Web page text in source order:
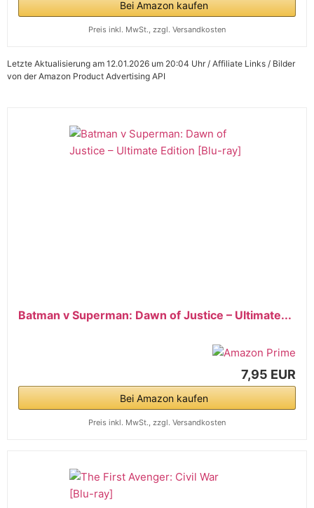
Bei Amazon kaufen
Preis inkl. MwSt., zzgl. Versandkosten
Letzte Aktualisierung am 12.01.2026 um 20:04 Uhr / Affiliate Links / Bilder
von der Amazon Product Advertising API
Batman v Superman: Dawn of Justice – Ultimate...
7,95 EUR
Bei Amazon kaufen
Preis inkl. MwSt., zzgl. Versandkosten